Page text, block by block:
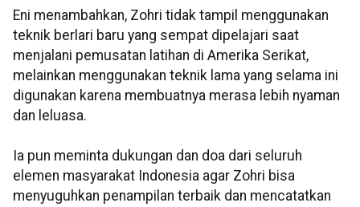
Eni menambahkan, Zohri tidak tampil menggunakan
teknik berlari baru yang sempat dipelajari saat
menjalani pemusatan latihan di Amerika Serikat,
melainkan menggunakan teknik lama yang selama ini
digunakan karena membuatnya merasa lebih nyaman
dan leluasa.
Ia pun meminta dukungan dan doa dari seluruh
elemen masyarakat Indonesia agar Zohri bisa
menyuguhkan penampilan terbaik dan mencatatkan